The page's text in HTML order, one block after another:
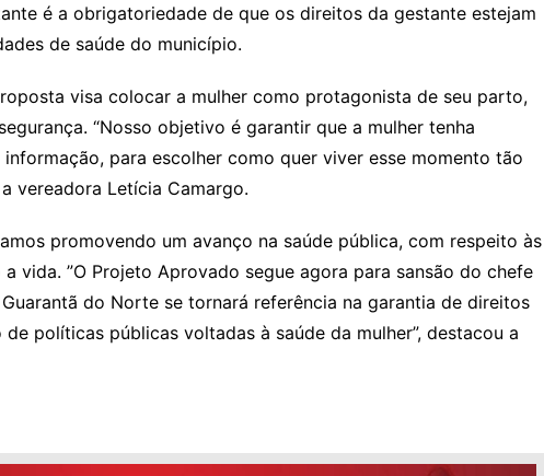
é a obrigatoriedade de que os direitos da gestante estejam
de saúde do município.
visa colocar a mulher como protagonista de seu parto,
“Nosso objetivo é garantir que a mulher tenha
para escolher como quer viver esse momento tão
vereadora Letícia Camargo.
promovendo um avanço na saúde pública, com respeito às
vida. ”O Projeto Aprovado segue agora para sansão do chefe
do Norte se tornará referência na garantia de direitos
políticas públicas voltadas à saúde da mulher”, destacou a